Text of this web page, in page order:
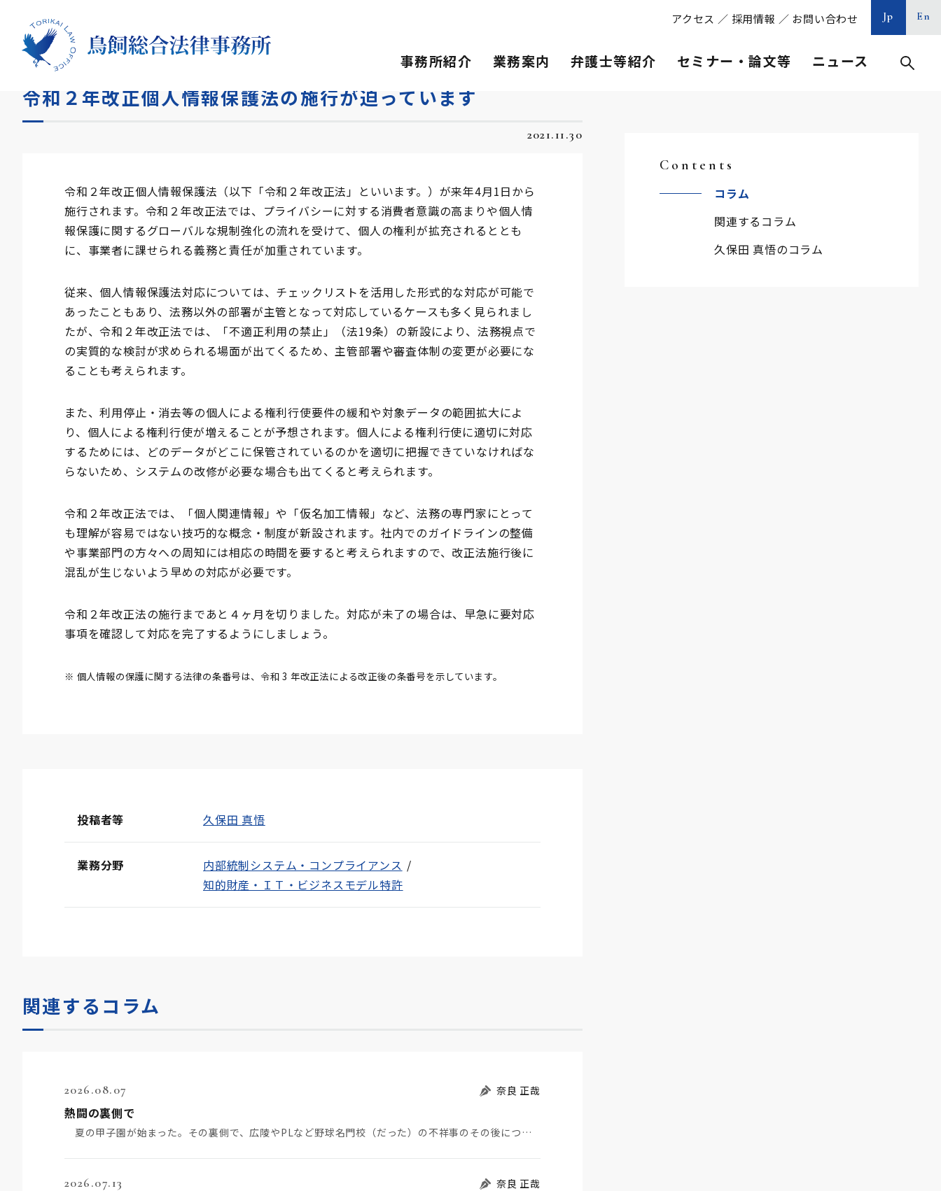
アクセス ／ 採用情報 ／ お問い合わせ Jp En
事務所紹介 業務案内 弁護士等紹介 セミナー・論文等 ニュース
HOME
令和２年改正個人情報保護法の施行が迫っています
2021.11.30
令和２年改正個人情報保護法（以下「令和２年改正法」といいます。）が来年4月1日から
施行されます。令和２年改正法では、プライバシーに対する消費者意識の高まりや個人情
報保護に関するグローバルな規制強化の流れを受けて、個人の権利が拡充されるととも
に、事業者に課せられる義務と責任が加重されています。
従来、個人情報保護法対応については、チェックリストを活用した形式的な対応が可能で
あったこともあり、法務以外の部署が主管となって対応しているケースも多く見られまし
たが、令和２年改正法では、「不適正利用の禁止」（法19条）の新設により、法務視点で
の実質的な検討が求められる場面が出てくるため、主管部署や審査体制の変更が必要にな
ることも考えられます。
また、利用停止・消去等の個人による権利行使要件の緩和や対象データの範囲拡大によ
り、個人による権利行使が増えることが予想されます。個人による権利行使に適切に対応
するためには、どのデータがどこに保管されているのかを適切に把握できていなければな
らないため、システムの改修が必要な場合も出てくると考えられます。
令和２年改正法では、「個人関連情報」や「仮名加工情報」など、法務の専門家にとって
も理解が容易ではない技巧的な概念・制度が新設されます。社内でのガイドラインの整備
や事業部門の方々への周知には相応の時間を要すると考えられますので、改正法施行後に
混乱が生じないよう早めの対応が必要です。
令和２年改正法の施行まであと４ヶ月を切りました。対応が未了の場合は、早急に要対応
事項を確認して対応を完了するようにしましょう。
※ 個人情報の保護に関する法律の条番号は、令和 3 年改正法による改正後の条番号を示しています。
投稿者等 久保田 真悟
業務分野
内部統制システム・コンプライアンス
知的財産・ＩＴ・ビジネスモデル特許
関連するコラム
2026.08.07 奈良 正哉
熱闘の裏側で
夏の甲子園が始まった。その裏側で、広陵やPLなど野球名門校（だった）の不祥事のその後について、「熱…
2026.07.13 奈良 正哉
Contents
コラム
関連するコラム
久保田 真悟のコラム